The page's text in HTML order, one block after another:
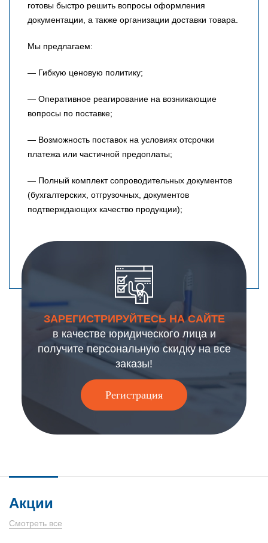
готовы быстро решить вопросы оформления
документации, а также организации доставки товара.
Мы предлагаем:
— Гибкую ценовую политику;
— Оперативное реагирование на возникающие
вопросы по поставке;
— Возможность поставок на условиях отсрочки
платежа или частичной предоплаты;
— Полный комплект сопроводительных документов
(бухгалтерских, отгрузочных, документов
подтверждающих качество продукции);
ЗАРЕГИСТРИРУЙТЕСЬ НА САЙТЕ
в качестве юридического лица и
получите персональную скидку на все
заказы!
Регистрация
Акции
Смотреть все